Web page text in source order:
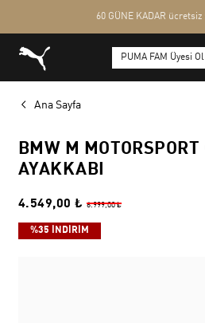
Ana Sayfa
BMW M MOTORSPORT
AYAKKABI
4.549,00 ₺ 6.999,00 ₺
%35 İNDİRİM